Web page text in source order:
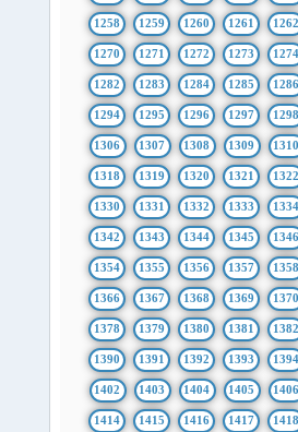
1258 1259 1260 1261 1262
1270 1271 1272 1273 1274
1282 1283 1284 1285 1286
1294 1295 1296 1297 1298
1306 1307 1308 1309
1318 1319 1320 1321 1322
1330 1331 1332 1333 1334
1342 1343 1344 1345 1346
1354 1355 1356 1357 1358
1366 1367 1368 1369 1370
1378 1379 1380 1381 1382
1390 1391 1392 1393 1394
1402 1403 1404 1405
1414 1415 1416 1417 1418